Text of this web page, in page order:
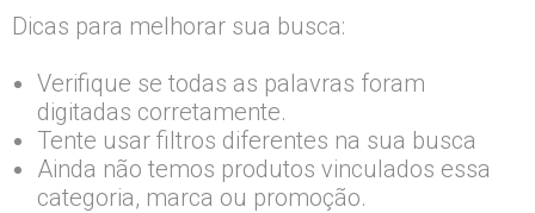
Dicas para melhorar sua busca:
Verifique se todas as palavras foram
digitadas corretamente.
Tente usar filtros diferentes na sua busca
Ainda não temos produtos vinculados essa
categoria, marca ou promoção.